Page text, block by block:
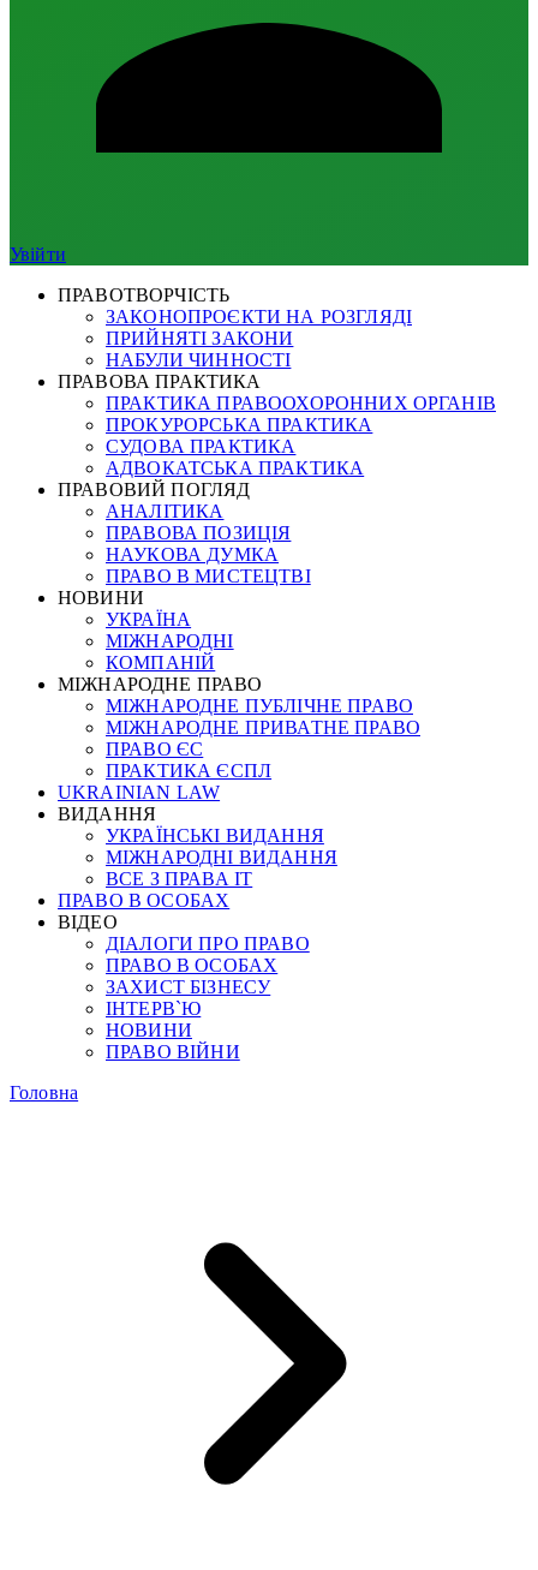
Увійти
ПРАВОТВОРЧІСТЬ
ЗАКОНОПРОЄКТИ НА РОЗГЛЯДІ
ПРИЙНЯТІ ЗАКОНИ
НАБУЛИ ЧИННОСТІ
ПРАВОВА ПРАКТИКА
ПРАКТИКА ПРАВООХОРОННИХ ОРГАНІВ
ПРОКУРОРСЬКА ПРАКТИКА
СУДОВА ПРАКТИКА
АДВОКАТСЬКА ПРАКТИКА
ПРАВОВИЙ ПОГЛЯД
АНАЛІТИКА
ПРАВОВА ПОЗИЦІЯ
НАУКОВА ДУМКА
ПРАВО В МИСТЕЦТВІ
НОВИНИ
УКРАЇНА
МІЖНАРОДНІ
КОМПАНІЙ
МІЖНАРОДНЕ ПРАВО
МІЖНАРОДНЕ ПУБЛІЧНЕ ПРАВО
МІЖНАРОДНЕ ПРИВАТНЕ ПРАВО
ПРАВО ЄС
ПРАКТИКА ЄСПЛ
UKRAINIAN LAW
ВИДАННЯ
УКРАЇНСЬКІ ВИДАННЯ
МІЖНАРОДНІ ВИДАННЯ
ВСЕ З ПРАВА ІТ
ПРАВО В ОСОБАХ
ВІДЕО
ДІАЛОГИ ПРО ПРАВО
ПРАВО В ОСОБАХ
ЗАХИСТ БІЗНЕСУ
ІНТЕРВ`Ю
НОВИНИ
ПРАВО ВІЙНИ
Головна